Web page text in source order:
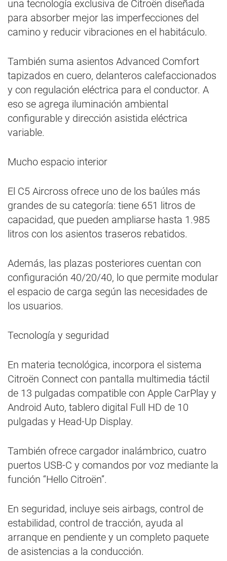
una tecnología exclusiva de Citroën diseñada
para absorber mejor las imperfecciones del
camino y reducir vibraciones en el habitáculo.
También suma asientos Advanced Comfort
tapizados en cuero, delanteros calefaccionados
y con regulación eléctrica para el conductor. A
eso se agrega iluminación ambiental
configurable y dirección asistida eléctrica
variable.
Mucho espacio interior
El C5 Aircross ofrece uno de los baúles más
grandes de su categoría: tiene 651 litros de
capacidad, que pueden ampliarse hasta 1.985
litros con los asientos traseros rebatidos.
Además, las plazas posteriores cuentan con
configuración 40/20/40, lo que permite modular
el espacio de carga según las necesidades de
los usuarios.
Tecnología y seguridad
En materia tecnológica, incorpora el sistema
Citroën Connect con pantalla multimedia táctil
de 13 pulgadas compatible con Apple CarPlay y
Android Auto, tablero digital Full HD de 10
pulgadas y Head-Up Display.
También ofrece cargador inalámbrico, cuatro
puertos USB-C y comandos por voz mediante la
función “Hello Citroën”.
En seguridad, incluye seis airbags, control de
estabilidad, control de tracción, ayuda al
arranque en pendiente y un completo paquete
de asistencias a la conducción.